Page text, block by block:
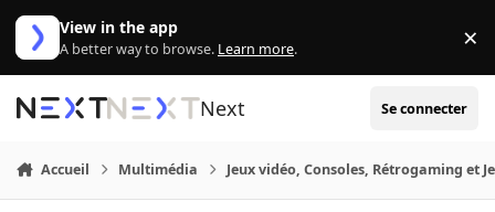
Aller au contenu
View in the app
A better way to browse. Learn more. ×
Next Se connecter
Accueil Multimédia Jeux vidéo, Consoles, Rétrogaming et